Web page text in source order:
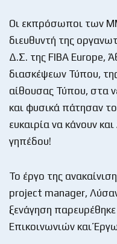
Οι εκπρόσωποι των
διευθυντή της
Δ.Σ. της FIBA Europe,
διασκέψεων Τύπου,
αίθουσας Τύπου, στα
και φυσικά πάτησαν
ευκαιρία να κάνουν
γηπέδου!
Το έργο της
project manager,
ξενάγηση
Επικοινωνιών και